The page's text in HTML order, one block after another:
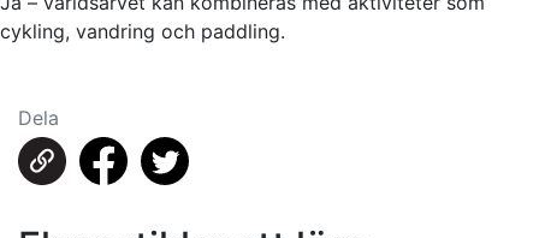
cykling, vandring och paddling.
Dela